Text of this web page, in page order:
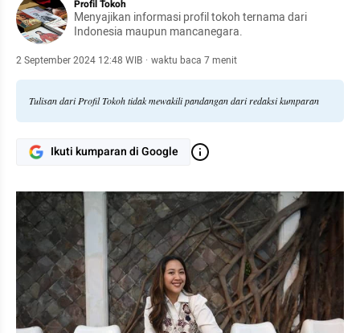
Profil Tokoh
Menyajikan informasi profil tokoh ternama dari
Indonesia maupun mancanegara.
2 September 2024 12:48 WIB · waktu baca 7 menit
Tulisan dari Profil Tokoh tidak mewakili pandangan dari redaksi kumparan
Ikuti kumparan di Google